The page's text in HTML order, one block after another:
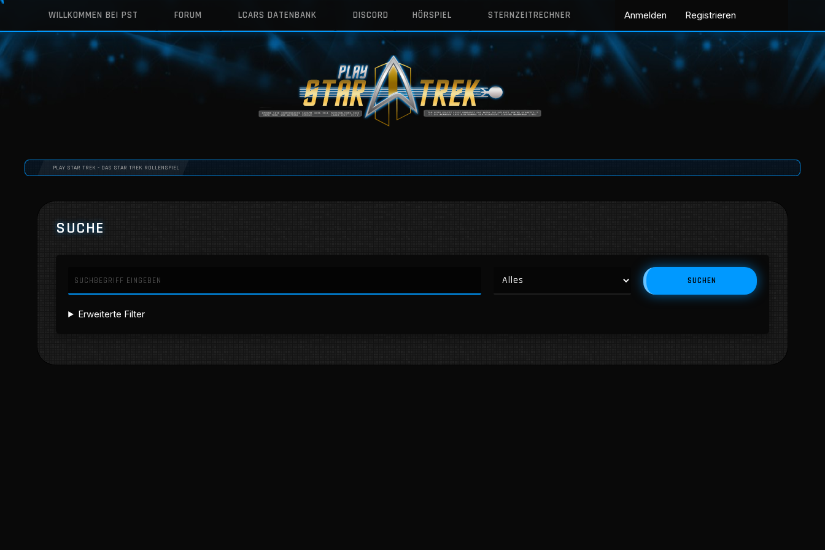
WILLKOMMEN BEI PST FORUM LCARS DATENBANK DISCORD HÖRSPIEL STERNZEITRECHNER Anmelden Registrieren
PLAY STAR TREK - DAS STAR TREK ROLLENSPIEL
SUCHE
SUCHEN
Erweiterte Filter